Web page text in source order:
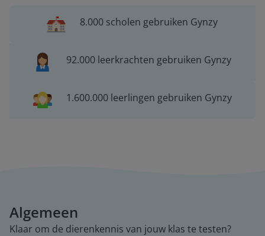
8.000 scholen gebruiken Gynzy
92.000 leerkrachten gebruiken Gynzy
1.600.000 leerlingen gebruiken Gynzy
Algemeen
Klaar om de dierenkennis van jouw klas te testen?